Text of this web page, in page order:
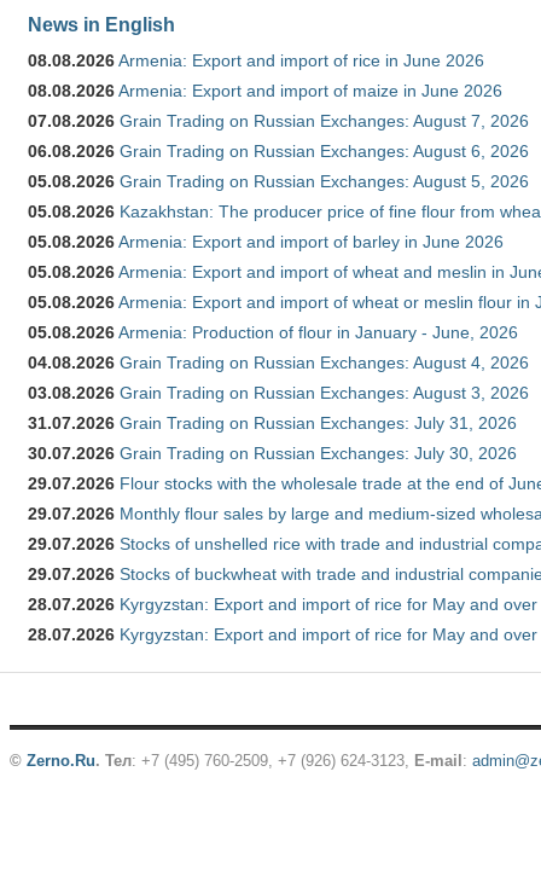
News in English
08.08.2026Armenia: Export and import of rice in June 2026
08.08.2026Armenia: Export and import of maize in June 2026
07.08.2026 Grain Trading on Russian Exchanges: August 7, 2026
06.08.2026 Grain Trading on Russian Exchanges: August 6, 2026
05.08.2026 Grain Trading on Russian Exchanges: August 5, 2026
05.08.2026 Kazakhstan: The producer price of fine flour from
05.08.2026Armenia: Export and import of barley in June 2026
05.08.2026Armenia: Export and import of wheat and meslin in
05.08.2026Armenia: Export and import of wheat or meslin flour in
05.08.2026Armenia: Production of flour in January - June, 2026
04.08.2026 Grain Trading on Russian Exchanges: August 4, 2026
03.08.2026 Grain Trading on Russian Exchanges: August 3, 2026
31.07.2026 Grain Trading on Russian Exchanges: July 31, 2026
30.07.2026 Grain Trading on Russian Exchanges: July 30, 2026
29.07.2026 Flour stocks with the wholesale trade at the end of
29.07.2026 Monthly flour sales by large and medium-sized
29.07.2026 Stocks of unshelled rice with trade and industrial
29.07.2026 Stocks of buckwheat with trade and industrial
28.07.2026 Kyrgyzstan: Export and import of rice for May and
28.07.2026 Kyrgyzstan: Export and import of rice for May and
© Zerno.Ru. Тел: +7 (495) 760-2509, +7 (926) 624-3123, E-mail :